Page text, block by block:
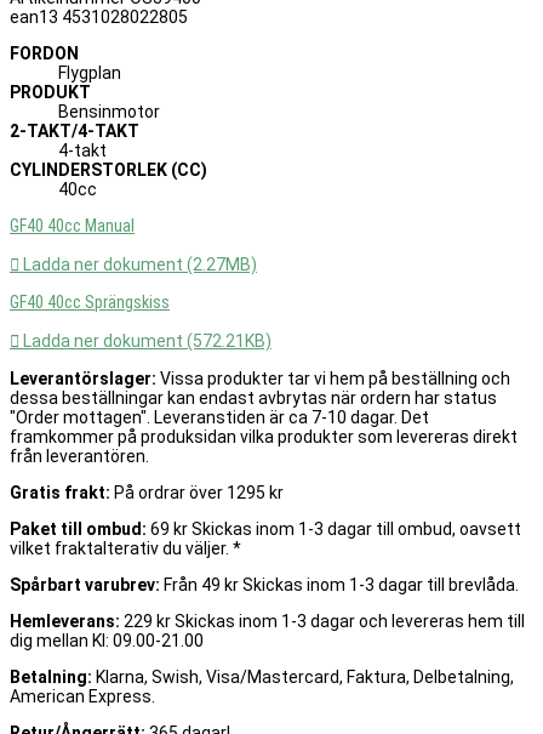
ean13 4531028022805
FORDON
Flygplan
PRODUKT
Bensinmotor
2-TAKT/4-TAKT
4-takt
CYLINDERSTORLEK (CC)
40cc
GF40 40cc Manual
 Ladda ner dokument (2.27MB)
GF40 40cc Sprängskiss
 Ladda ner dokument (572.21KB)
Leverantörslager: Vissa produkter tar vi hem på beställning och
dessa beställningar kan endast avbrytas när ordern har status
"Order mottagen". Leveranstiden är ca 7-10 dagar. Det
framkommer på produksidan vilka produkter som levereras direkt
från leverantören.
Gratis frakt: På ordrar över 1295 kr
Paket till ombud: 69 kr Skickas inom 1-3 dagar till ombud, oavsett
vilket fraktalterativ du väljer. *
Spårbart varubrev: Från 49 kr Skickas inom 1-3 dagar till brevlåda.
Hemleverans: 229 kr Skickas inom 1-3 dagar och levereras hem till
dig mellan Kl: 09.00-21.00
Betalning: Klarna, Swish, Visa/Mastercard, Faktura, Delbetalning,
American Express.